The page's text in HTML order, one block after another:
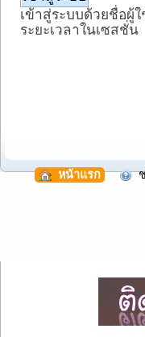
เข้าสู่ระบบด้วยชื่อผู้
ระยะเวลาในเซสชั่น
หน้าแรก ช่